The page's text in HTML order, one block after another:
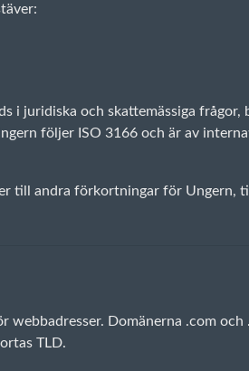
i juridiska och skattemässiga
följer ISO 3166 och är av
till andra förkortningar för
webbadresser. Domänerna .com
TLD.